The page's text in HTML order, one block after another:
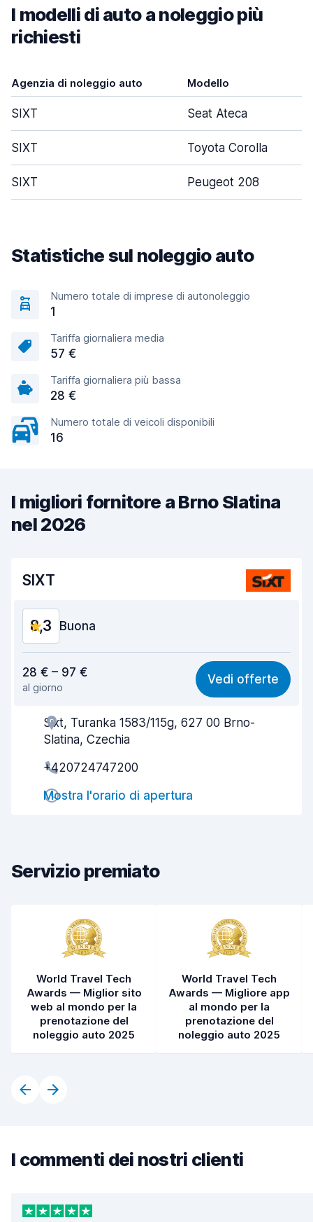
I modelli di auto a noleggio più
richiesti
Agenzia di noleggio auto Modello
SIXT Seat Ateca
SIXT Toyota Corolla
SIXT Peugeot 208
Statistiche sul noleggio auto
Numero totale di imprese di autonoleggio
1
Tariffa giornaliera media
57 €
Tariffa giornaliera più bassa
28 €
Numero totale di veicoli disponibili
16
I migliori fornitore a Brno Slatina
nel 2026
SIXT
8,3 Buona
8,3
Facile da trovare 8,2
Gentilezza degli agenti
28 € – 97 €
al giorno
Vedi offerte
Sixt, Turanka 1583/115g, 627 00 Brno-
Slatina, Czechia
+420724747200
Mostra l'orario di apertura
Servizio premiato
World Travel Tech
Awards — Miglior sito
web al mondo per la
prenotazione del
noleggio auto 2025
World Travel Tech
Awards — Migliore app
al mondo per la
prenotazione del
noleggio auto 2025
I commenti dei nostri clienti